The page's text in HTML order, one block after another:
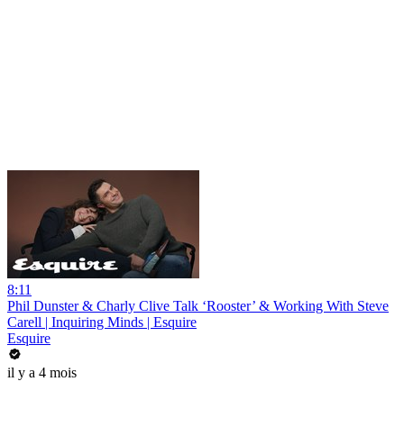
8:11
Phil Dunster & Charly Clive Talk ‘Rooster’ & Working With Steve
Carell | Inquiring Minds | Esquire
Esquire
il y a 4 mois